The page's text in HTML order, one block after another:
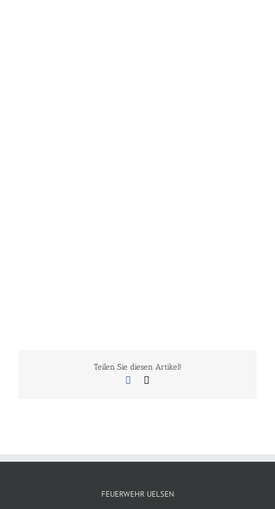
Teilen Sie diesen Artikel!
Facebook
FEUERWEHR UELSEN